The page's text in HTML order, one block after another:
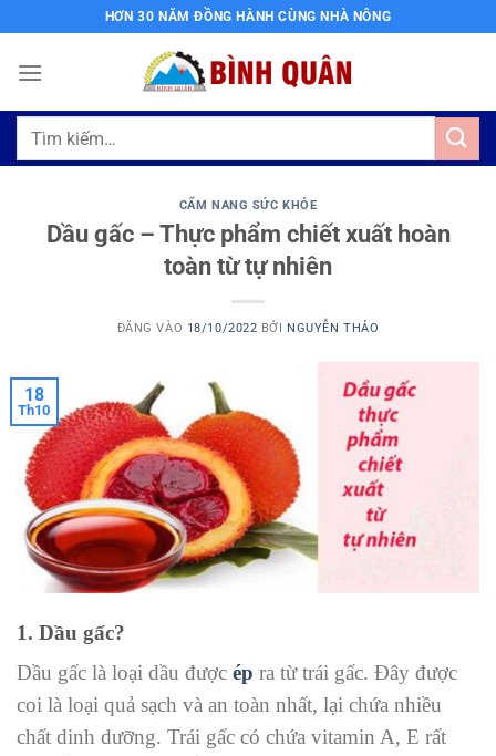
qua
nội
HƠN 30 NĂM ĐỒNG HÀNH CÙNG NHÀ NÔNG
Tìm
CẨM NANG SỨC KHỎE
Dầu gấc – Thực phẩm chiết xuất hoàn
toàn từ tự nhiên
ĐĂNG VÀO 18/10/2022 BỞI NGUYỄN THẢO
18
Th10
1. Dầu gấc?
Dầu gấc là loại dầu được ép ra từ trái gấc. Đây được
coi là loại quả sạch và an toàn nhất, lại chứa nhiều
chất dinh dưỡng. Trái gấc có chứa vitamin A, E rất